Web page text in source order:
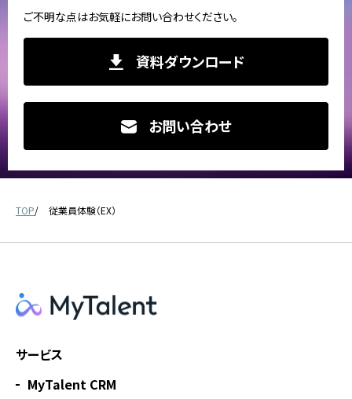
ご不明な点はお気軽にお問い合わせください。
資料ダウンロード
お問い合わせ
TOP 従業員体験（EX）
サービス
MyTalent CRM